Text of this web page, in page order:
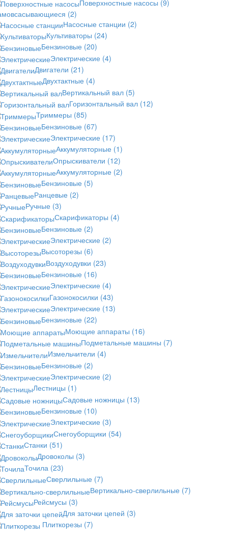
Поверхностные насосы (9)
(2)
Насосные станции (2)
Культиваторы (24)
Бензиновые (20)
Электрические (4)
Двигатели (21)
Двухтактные (4)
Вертикальный вал (5)
Горизонтальный вал (12)
Триммеры (85)
Бензиновые (67)
Электрические (17)
Аккумуляторные (1)
Опрыскиватели (12)
Аккумуляторные (2)
Бензиновые (5)
Ранцевые (2)
Ручные (3)
Скарификаторы (4)
Бензиновые (2)
Электрические (2)
Высоторезы (6)
Воздуходувки (23)
Бензиновые (16)
Электрические (4)
Газонокосилки (43)
Электрические (13)
Бензиновые (22)
Моющие аппараты (16)
Подметальные машины (7)
Измельчители (4)
Бензиновые (2)
Электрические (2)
Лестницы (1)
Садовые ножницы (13)
Бензиновые (10)
Электрические (3)
Снегоуборщики (54)
Станки (51)
Дровоколы (3)
Точила (23)
Сверлильные (7)
Вертикально-сверлильные (7)
Рейсмусы (3)
Для заточки цепей (3)
Плиткорезы (7)